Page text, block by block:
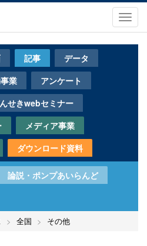
記事
データ
業
アンケート
せきwebセミナー
メディア事業
ダウンロード資料
論説・ポンプあいらんど
全国 その他